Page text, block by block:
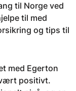
til Norge ved
til med
og tips til
med Egerton
positivt.